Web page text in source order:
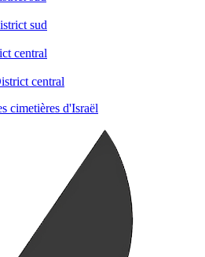
sud
central
central
cimetières d'Israël